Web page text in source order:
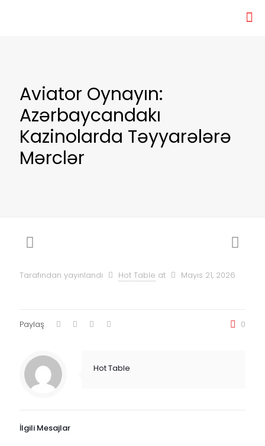
Aviator Oynayın:
Azərbaycandakı
Kazinolarda Təyyarələrə
Mərclər
Tarafından yayınlandı Hot Table at Mayıs 21, 2026
Paylaş 0
Hot Table
İlgili Mesajlar